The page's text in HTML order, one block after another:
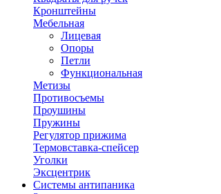
Кронштейны
Мебельная
Лицевая
Опоры
Петли
Функциональная
Метизы
Противосъемы
Проушины
Пружины
Регулятор прижима
Термовставка-спейсер
Уголки
Эксцентрик
Системы антипаника